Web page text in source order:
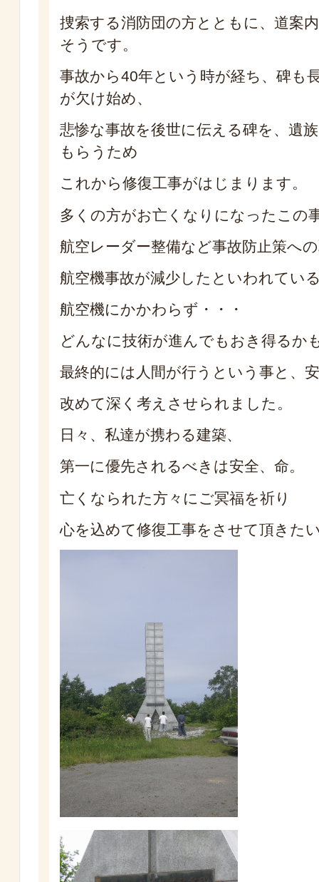
捜索する消防団の方とともに、道案
そうです。
事故から40年という時が経ち、碑も
が欠け始め、
悲惨な事故を後世に伝える碑を、遺
もらうため
これから修復工事がはじまります。
多くの方がお亡くなりになったこの
航空レーダー整備など事故防止策へ
航空機事故が減少したといわれてい
航空機にかかわらず・・・
どんなに技術が進んでもおき得るか
最終的には人間が行うという事と、
改めて深く考えさせられました。
日々、私達が携わる建築、
第一に優先されるべきは安全、命。
亡くなられた方々にご冥福を祈り
心を込めて修復工事をさせて頂きた